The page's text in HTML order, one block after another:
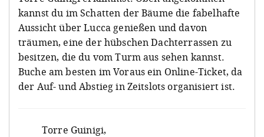
kannst du im Schatten der Bäume die fabelhafte
Aussicht über Lucca genießen und davon
träumen, eine der hübschen Dachterrassen zu
besitzen, die du vom Turm aus sehen kannst.
Buche am besten im Voraus ein Online-Ticket, da
der Auf- und Abstieg in Zeitslots organisiert ist.
Torre Guinigi,